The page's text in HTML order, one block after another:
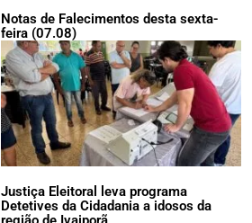
Notas de Falecimentos desta sexta-
feira (07.08)
Justiça Eleitoral leva programa
Detetives da Cidadania a idosos da